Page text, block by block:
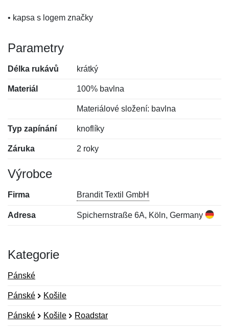
• kapsa s logem značky
Parametry
Délka rukávů krátký
Materiál 100% bavlna
Materiálové složení: bavlna
Typ zapínání knoflíky
Záruka 2 roky
Výrobce
Firma Brandit Textil GmbH
Adresa Spichernstraße 6A, Köln, Germany
Kategorie
Pánské
Pánské Košile
Pánské Košile Roadstar